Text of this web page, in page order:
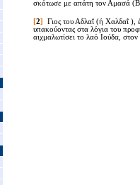
σκότωσε με απάτη τον Αμασά
[2] Γιος του Αδλαΐ (ή Χαλδαΐ )
υπακούοντας στα λόγια του
αιχμαλωτίσει το λαό Ιούδα,